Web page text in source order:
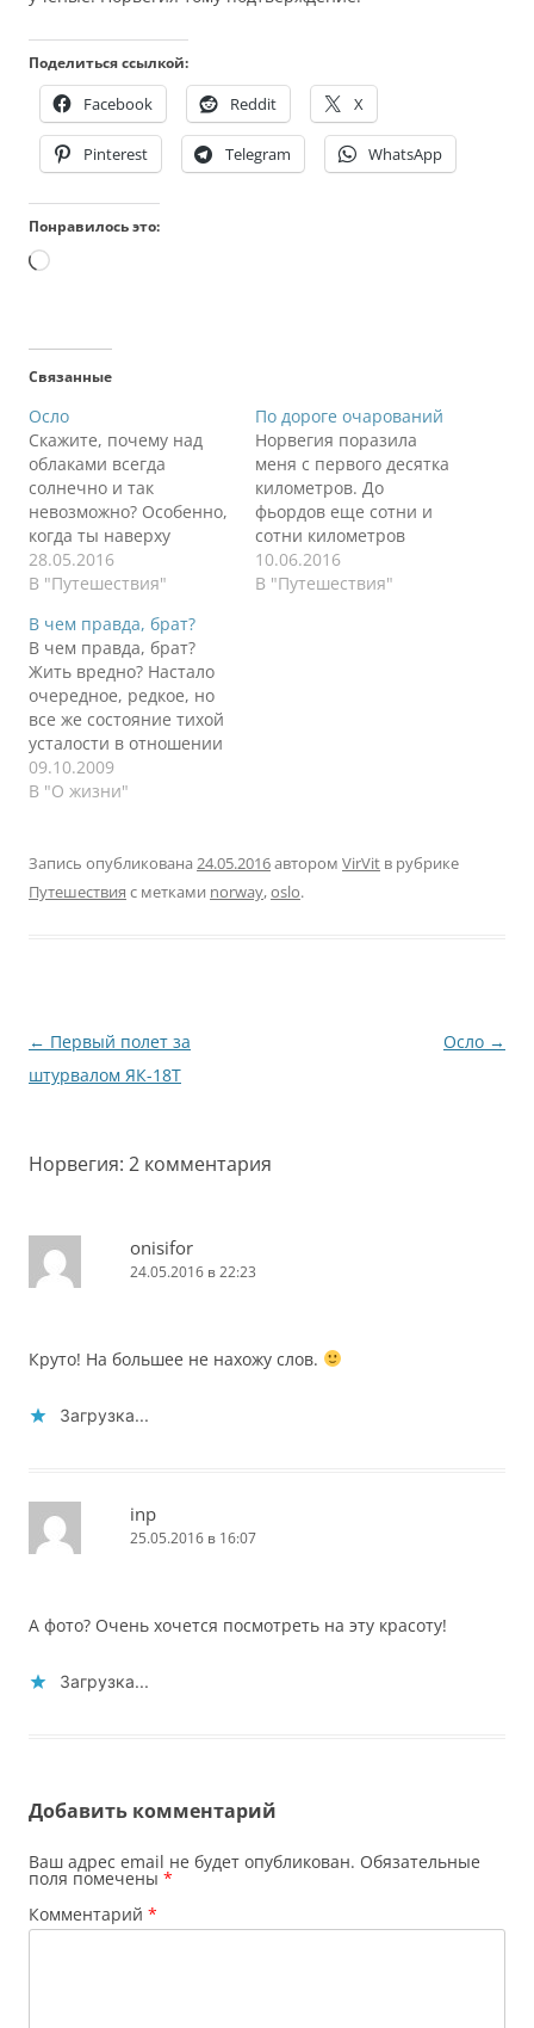
Поделиться ссылкой:
Facebook Reddit X
Pinterest Telegram WhatsApp
Понравилось это:
Загрузка…
Связанные
Осло
Скажите, почему над
облаками всегда
солнечно и так
невозможно? Особенно,
когда ты наверху
видишь такую красоту,
а спускаешься и
Осло. Когда в гугле
пишешь слово
"Норвегия",
переключаешься на
закладку "Картинки", то
челюсть медленно
сползает под стол.
Повторюсь, но я давно
природы,…
28.05.2016
В "Путешествия"
По дороге очарований
Норвегия поразила
меня с первого десятка
километров. До
фьордов еще сотни и
сотни километров
прожженой резины,
тонких изгибов,
10.06.2016
В "Путешествия"
В чем правда, брат?
В чем правда, брат?
Жить вредно? Настало
очередное, редкое, но
все же состояние тихой
усталости в отношении
всего, что движется.
Лучше замереть,
начинает трещать, а
стена не шелохнется.
09.10.2009
В "О жизни"
Запись опубликована 24.05.2016автором VirVit в рубрике
Путешествия с метками norway,oslo.
Навигация
по
← Первый полет за
штурвалом ЯК-18Т
Осло →
Норвегия: 2 комментария
onisifor
24.05.2016 в 22:23
Круто! На большее не нахожу слов.
Загрузка...
inp
25.05.2016 в 16:07
А фото? Очень хочется посмотреть на эту красоту!
Загрузка...
Добавить комментарий
Ваш адрес email не будет опубликован. Обязательные
поля помечены *
Комментарий *